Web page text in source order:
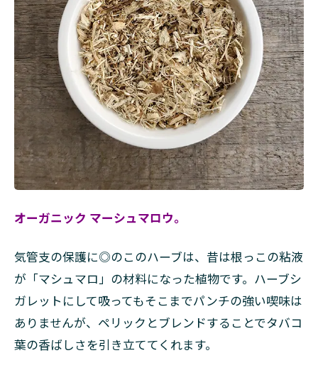
オーガニック マーシュマロウ。
気管支の保護に◎のこのハーブは、昔は根っこの粘液
が「マシュマロ」の材料になった植物です。ハーブシ
ガレットにして吸ってもそこまでパンチの強い喫味は
ありませんが、ペリックとブレンドすることでタバコ
葉の香ばしさを引き立ててくれます。